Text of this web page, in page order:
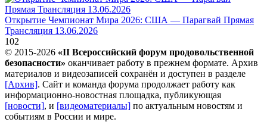
Открытие Чемпионат Мира 2026: США — Парагвай Прямая
Трансляция 13.06.2026
102
© 2015-2026 «II Всероссийский форум продовольственной
безопасности» оканчивает работу в прежнем формате. Архив
материалов и видеозаписей сохранён и доступен в разделе
[Архив]. Сайт и команда форума продолжает работу как
информационно-новостная площадка, публикующая
[новости], и [видеоматериалы] по актуальным новостям и
событиям в России и мире.